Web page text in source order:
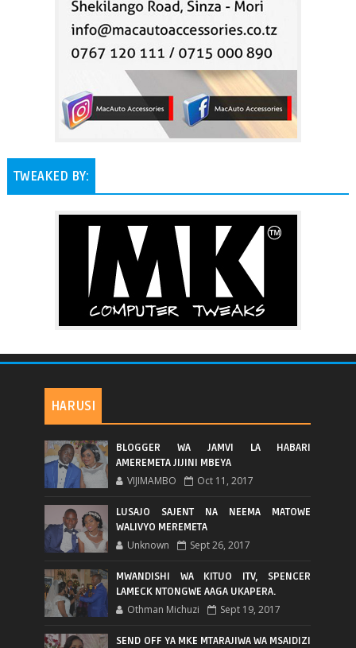
TWEAKED BY:
HARUSI
BLOGGER WA JAMVI LA HABARI
AMEREMETA JIJINI MBEYA
VIJIMAMBO Oct 11, 2017
LUSAJO SAJENT NA NEEMA MATOWE
WALIVYO MEREMETA
Unknown Sept 26, 2017
MWANDISHI WA KITUO ITV, SPENCER
LAMECK NTONGWE AAGA UKAPERA.
Othman Michuzi Sept 19, 2017
SEND OFF YA MKE MTARAJIWA WA MSAIDIZI